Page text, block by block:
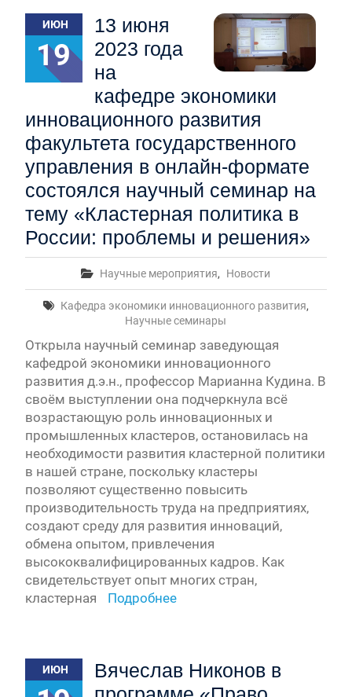
Вячеслав Никонов в программе «Большая игра» —
Первый канал, 27.07.2026. Часть 1-2
Конкурсные списки лиц, прошедших
вступительные испытания в МГУ имени
М.В.Ломоносова в 2026 году по каждому
конкурсу (ранжированные списки поступающих)
Вячеслав Никонов в программе «Большая игра» —
Первый канал, 24.07.2026. Часть 1-2
Вячеслав Никонов в программе «Большая игра» —
Первый канал, 06.08.2026. Часть 1-3
ИЮН
19
13 июня
2023 года
на
кафедре экономики
инновационного развития
факультета государственного
управления в онлайн-формате
состоялся научный семинар на
тему «Кластерная политика в
России: проблемы и решения»
Научные мероприятия, Новости
Кафедра экономики инновационного развития,
Научные семинары
Открыла научный семинар заведующая
кафедрой экономики инновационного
развития д.э.н., профессор Марианна Кудина. В
своём выступлении она подчеркнула всё
возрастающую роль инновационных и
промышленных кластеров, остановилась на
необходимости развития кластерной политики
в нашей стране, поскольку кластеры
позволяют существенно повысить
производительность труда на предприятиях,
создают среду для развития инноваций,
обмена опытом, привлечения
высококвалифицированных кадров. Как
свидетельствует опыт многих стран,
кластерная
Подробнее
ИЮН
Вячеслав Никонов в